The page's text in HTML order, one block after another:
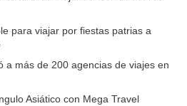
para viajar por fiestas patrias a
a más de 200 agencias de viajes en
Asiático con Mega Travel